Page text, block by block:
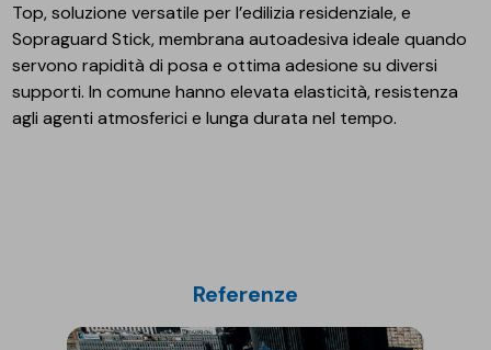
Top, soluzione versatile per l’edilizia residenziale, e
Sopraguard Stick, membrana autoadesiva ideale quando
servono rapidità di posa e ottima adesione su diversi
supporti. In comune hanno elevata elasticità, resistenza
agli agenti atmosferici e lunga durata nel tempo.
Referenze